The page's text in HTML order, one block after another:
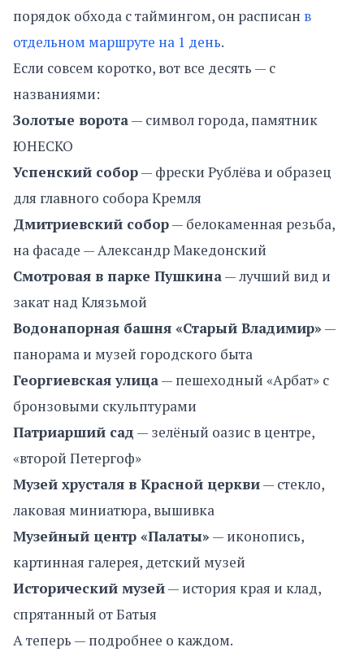
порядок обхода с таймингом, он расписан в
отдельном маршруте на 1 день.
Если совсем коротко, вот все десять — с
названиями:
Золотые ворота— символ города, памятник
ЮНЕСКО
Успенский собор— фрески Рублёва и образец
для главного собора Кремля
Дмитриевский собор— белокаменная резьба,
на фасаде — Александр Македонский
Смотровая в парке Пушкина— лучший вид и
закат над Клязьмой
Водонапорная башня «Старый Владимир»—
панорама и музей городского быта
Георгиевская улица— пешеходный «Арбат» с
бронзовыми скульптурами
Патриарший сад — зелёный оазис в центре,
«второй Петергоф»
Музей хрусталя в Красной церкви— стекло,
лаковая миниатюра, вышивка
Музейный центр «Палаты»— иконопись,
картинная галерея, детский музей
Исторический музей— история края и клад,
спрятанный от Батыя
А теперь — подробнее о каждом.